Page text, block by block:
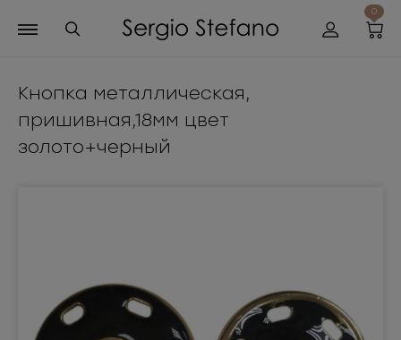
0
Кнопка металлическая,
пришивная,18мм цвет
золото+черный